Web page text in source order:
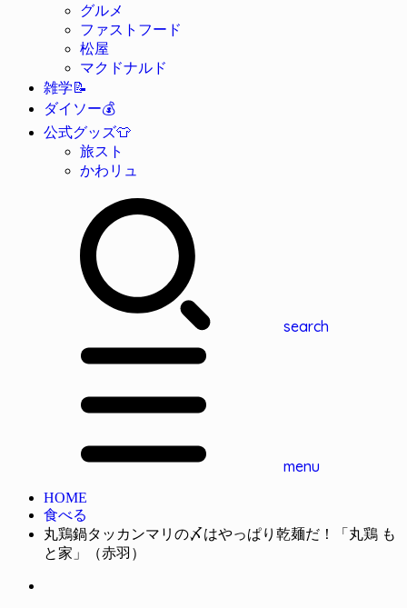
グルメ
ファストフード
松屋
マクドナルド
雑学📝
ダイソー💰
公式グッズ👕
旅スト
かわリュ
search
menu
HOME
食べる
丸鶏鍋タッカンマリの〆はやっぱり乾麺だ！「丸鶏 も
と家」（赤羽）